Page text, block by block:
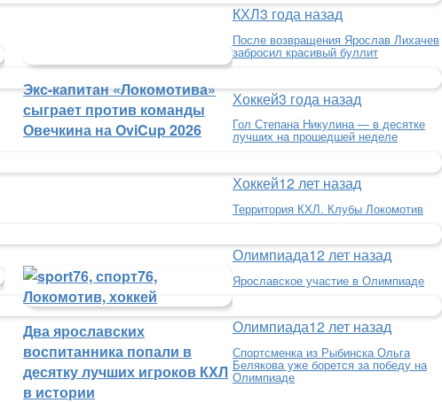
Экс-капитан «Локомотива»
сыграет против команды
Овечкина на OviCup 2026
Два ярославских
воспитанника попали в
десятку лучших игроков КХЛ
в истории
КХЛ3 года назад
После возвращения Ярослав Лихачев
забросил красивый буллит
Хоккей3 года назад
Гол Степана Никулина — в десятке
лучших на прошедшей неделе
Хоккей12 лет назад
Территория КХЛ. Клубы Локомотив
Олимпиада12 лет назад
Ярославское участие в Олимпиаде
Олимпиада12 лет назад
Спортсменка из Рыбинска Ольга
Белякова уже борется за победу на
Олимпиаде